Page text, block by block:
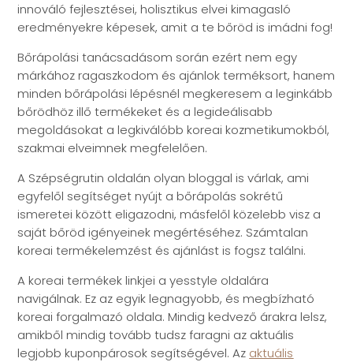
innováló fejlesztései, holisztikus elvei kimagasló
eredményekre képesek, amit a te bőröd is imádni fog!
Bőrápolási tanácsadásom során ezért nem egy
márkához ragaszkodom és ajánlok terméksort, hanem
minden bőrápolási lépésnél megkeresem a leginkább
bőrödhöz illő termékeket és a legideálisabb
megoldásokat a legkiválóbb koreai kozmetikumokból,
szakmai elveimnek megfelelően.
A Szépségrutin oldalán olyan bloggal is várlak, ami
egyfelől segítséget nyújt a bőrápolás sokrétű
ismeretei között eligazodni, másfelől közelebb visz a
saját bőröd igényeinek megértéséhez. Számtalan
koreai termékelemzést és ajánlást is fogsz találni.
A koreai termékek linkjei a yesstyle oldalára
navigálnak. Ez az egyik legnagyobb, és megbízható
koreai forgalmazó oldala. Mindig kedvező árakra lelsz,
amikből mindig tovább tudsz faragni az aktuális
legjobb kuponpárosok segítségével. Az aktuális